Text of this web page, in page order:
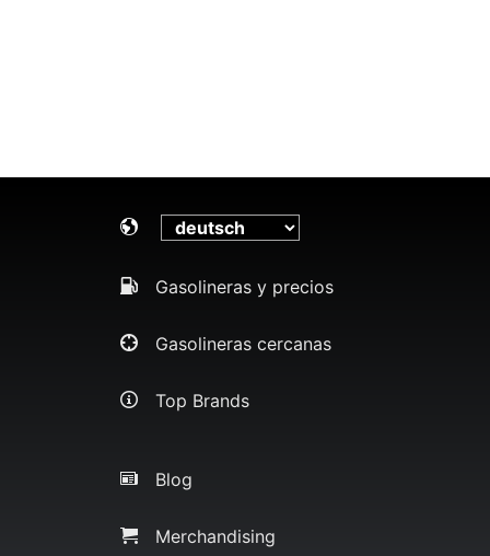
Gasolineras y precios
Gasolineras cercanas
Top Brands
Blog
Merchandising